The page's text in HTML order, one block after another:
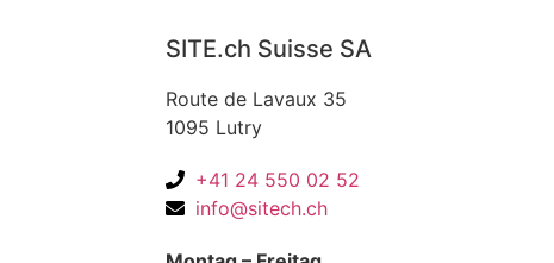
SITE.ch Suisse SA
Route de Lavaux 35
1095 Lutry
+41 24 550 02 52
info@sitech.ch